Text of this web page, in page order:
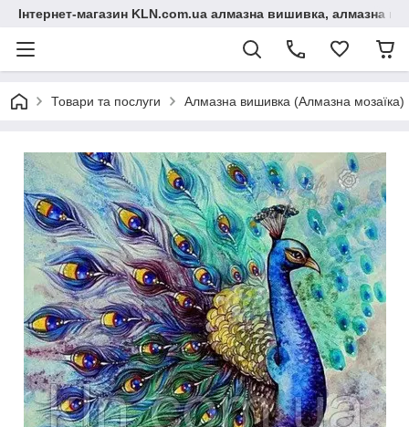
Інтернет-магазин KLN.com.ua алмазна вишивка, алмазна
Товари та послуги Алмазна вишивка (Алмазна мозаїка)